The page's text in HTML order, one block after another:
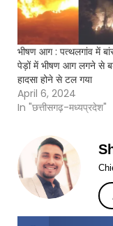
भीषण आग : पत्थलगांव में
पेड़ों में भीषण आग लगने से
हादसा होने से टल गया
April 6, 2024
In "छत्तीसगढ़-मध्यप्रदेश"